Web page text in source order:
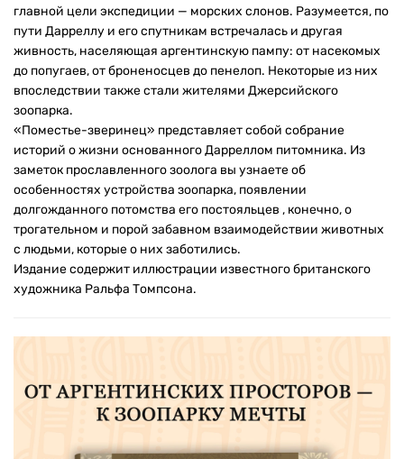
главной цели экспедиции — морских слонов. Разумеется, по
пути Дарреллу и его спутникам встречалась и другая
живность, населяющая аргентинскую пампу: от насекомых
до попугаев, от броненосцев до пенелоп. Некоторые из них
впоследствии также стали жителями Джерсийского
зоопарка.
«Поместье-зверинец» представляет собой собрание
историй о жизни основанного Дарреллом питомника. Из
заметок прославленного зоолога вы узнаете об
особенностях устройства зоопарка, появлении
долгожданного потомства его постояльцев , конечно, о
трогательном и порой забавном взаимодействии животных
с людьми, которые о них заботились.
Издание содержит иллюстрации известного британского
художника Ральфа Томпсона.